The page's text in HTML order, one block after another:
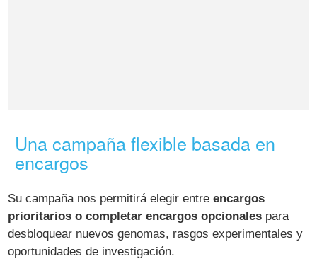
Una campaña flexible basada en
encargos
Su campaña nos permitirá elegir entreencargos
prioritarios o completar encargos opcionales para
desbloquear nuevos genomas, rasgos experimentales y
oportunidades de investigación.